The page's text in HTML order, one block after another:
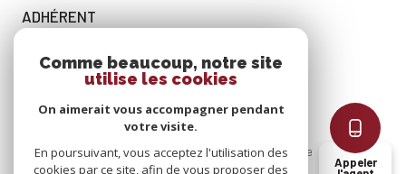
Appeler
ADHÉRENT
Nos
partenaires
Mentions
légales
Admin
Nos
honoraires
Politique
RGPD
Cookies
Comme beaucoup, notre site
utilise les cookies
On aimerait vous accompagner pendant
votre visite.
En poursuivant, vous acceptez l'utilisation des
cookies par ce site, afin de vous proposer des